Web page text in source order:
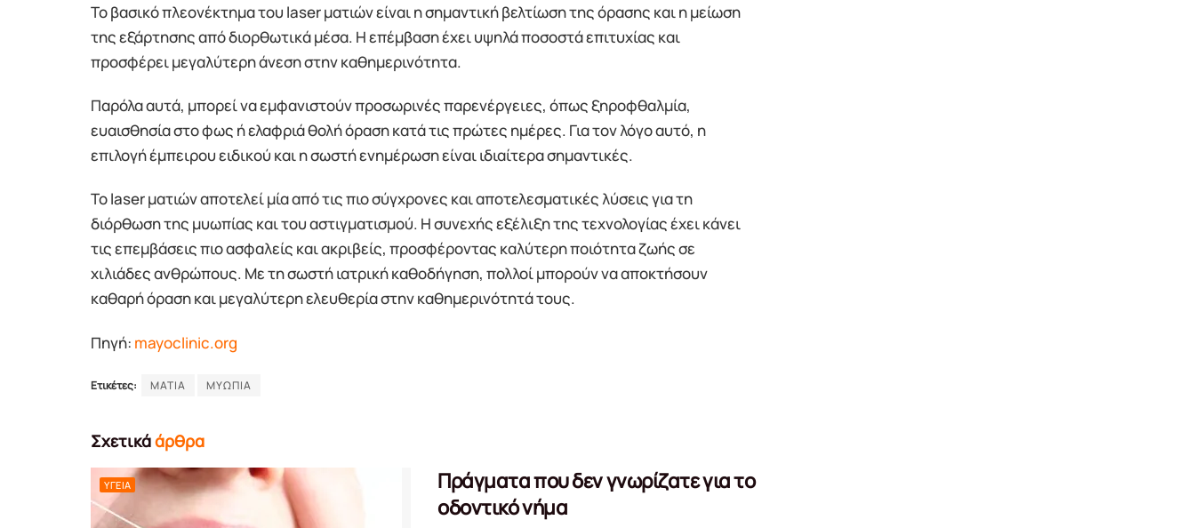
Το βασικό πλεονέκτημα του laser ματιών είναι η σημαντική βελτίωση της όρασης και η μείωση
της εξάρτησης από διορθωτικά μέσα. Η επέμβαση έχει υψηλά ποσοστά επιτυχίας και
προσφέρει μεγαλύτερη άνεση στην καθημερινότητα.
Παρόλα αυτά, μπορεί να εμφανιστούν προσωρινές παρενέργειες, όπως ξηροφθαλμία,
ευαισθησία στο φως ή ελαφριά θολή όραση κατά τις πρώτες ημέρες. Για τον λόγο αυτό, η
επιλογή έμπειρου ειδικού και η σωστή ενημέρωση είναι ιδιαίτερα σημαντικές.
Το laser ματιών αποτελεί μία από τις πιο σύγχρονες και αποτελεσματικές λύσεις για τη
διόρθωση της μυωπίας και του αστιγματισμού. Η συνεχής εξέλιξη της τεχνολογίας έχει κάνει
τις επεμβάσεις πιο ασφαλείς και ακριβείς, προσφέροντας καλύτερη ποιότητα ζωής σε
χιλιάδες ανθρώπους. Με τη σωστή ιατρική καθοδήγηση, πολλοί μπορούν να αποκτήσουν
καθαρή όραση και μεγαλύτερη ελευθερία στην καθημερινότητά τους.
Πηγή: mayoclinic.org
Ετικέτες: ΜΑΤΙΑ ΜΥΩΠΙΑ
Σχετικάάρθρα
ΥΓΕΊΑ
Πράγματα που δεν γνωρίζατε για το
οδοντικό νήμα